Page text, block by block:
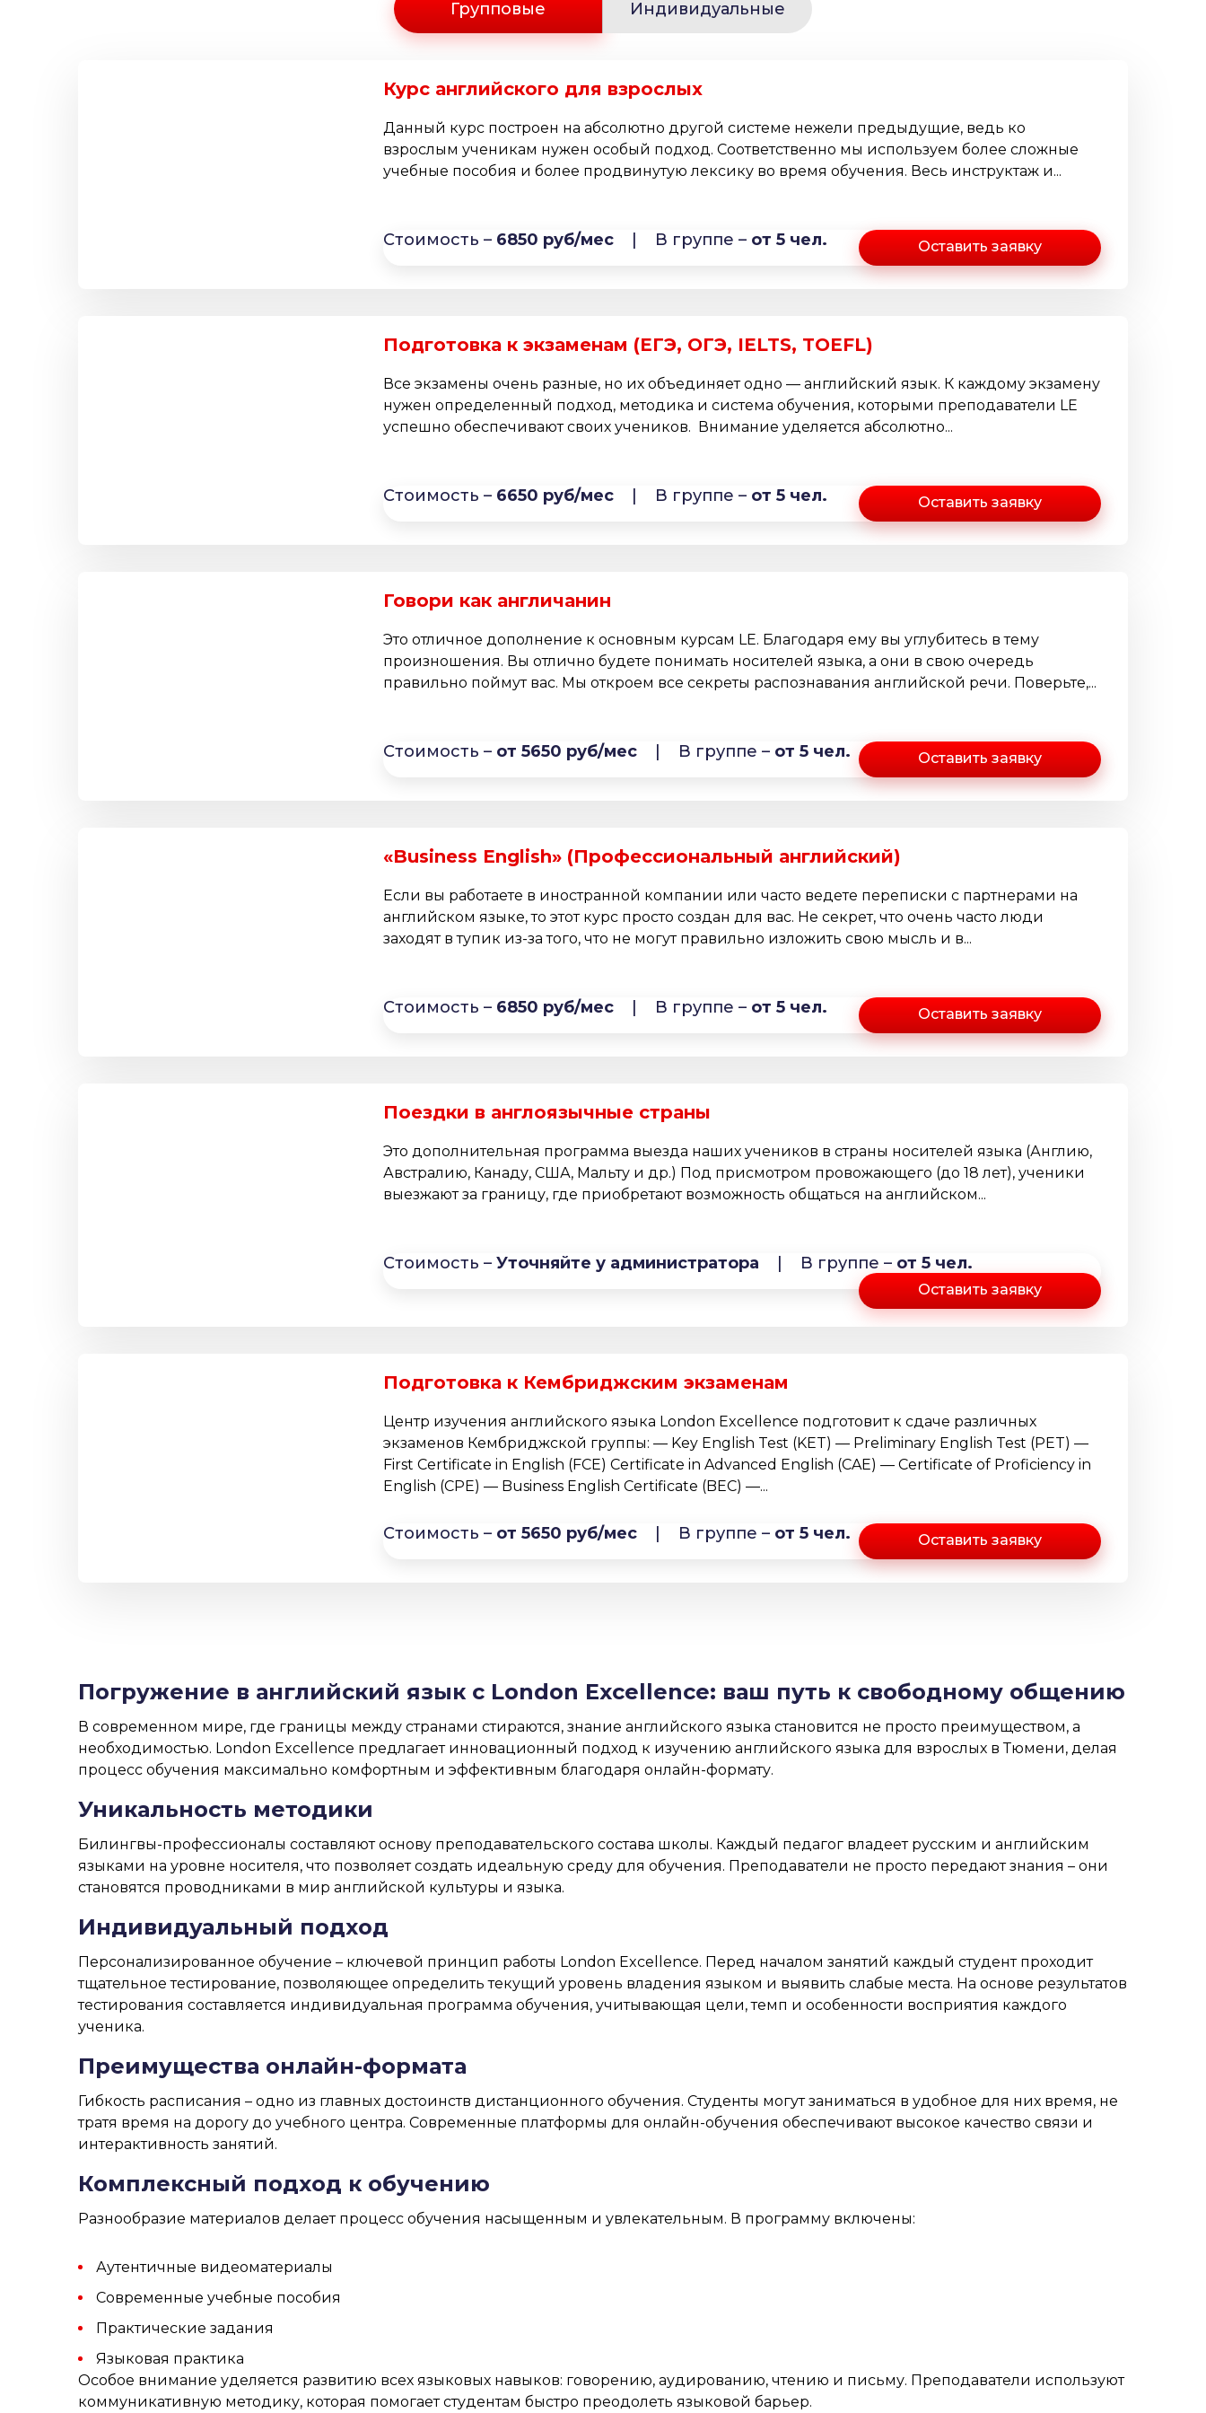
Групповые Индивидуальные
Курс английского для взрослых
Данный курс построен на абсолютно другой системе нежели предыдущие, ведь ко
взрослым ученикам нужен особый подход. Соответственно мы используем более сложные
учебные пособия и более продвинутую лексику во время обучения. Весь инструктаж и...
Стоимость – 6850 руб/мес В группе – от 5 чел. Оставить заявку
Подготовка к экзаменам (ЕГЭ, ОГЭ, IELTS, TOEFL)
Все экзамены очень разные, но их объединяет одно — английский язык. К каждому экзамену
нужен определенный подход, методика и система обучения, которыми преподаватели LE
успешно обеспечивают своих учеников. Внимание уделяется абсолютно...
Стоимость – 6650 руб/мес В группе – от 5 чел. Оставить заявку
Говори как англичанин
Это отличное дополнение к основным курсам LE. Благодаря ему вы углубитесь в тему
произношения. Вы отлично будете понимать носителей языка, а они в свою очередь
правильно поймут вас. Мы откроем все секреты распознавания английской речи. Поверьте,...
Стоимость – от 5650 руб/мес В группе – от 5 чел. Оставить заявку
«Business English» (Профессиональный английский)
Если вы работаете в иностранной компании или часто ведете переписки с партнерами на
английском языке, то этот курс просто создан для вас. Не секрет, что очень часто люди
заходят в тупик из-за того, что не могут правильно изложить свою мысль и в...
Стоимость – 6850 руб/мес В группе – от 5 чел. Оставить заявку
Поездки в англоязычные страны
Это дополнительная программа выезда наших учеников в страны носителей языка (Англию,
Австралию, Канаду, США, Мальту и др.) Под присмотром провожающего (до 18 лет), ученики
выезжают за границу, где приобретают возможность общаться на английском...
Стоимость – Уточняйте у администратора В группе – от 5 чел.
Оставить заявку
Подготовка к Кембриджским экзаменам
Центр изучения английского языка London Excellence подготовит к сдаче различных
экзаменов Кембриджской группы: — Key English Test (KET) — Preliminary English Test (PET) —
First Certificate in English (FCE) Certificate in Advanced English (CAE) — Certificate of Proficiency in
English (CPE) — Business English Certificate (BEC) —...
Стоимость – от 5650 руб/мес В группе – от 5 чел. Оставить заявку
Погружение в английский язык с London Excellence: ваш путь к свободному общению
В современном мире, где границы между странами стираются, знание английского языка становится не просто преимуществом, а
необходимостью. London Excellence предлагает инновационный подход к изучению английского языка для взрослых в Тюмени, делая
процесс обучения максимально комфортным и эффективным благодаря онлайн-формату.
Уникальность методики
Билингвы-профессионалы составляют основу преподавательского состава школы. Каждый педагог владеет русским и английским
языками на уровне носителя, что позволяет создать идеальную среду для обучения. Преподаватели не просто передают знания – они
становятся проводниками в мир английской культуры и языка.
Индивидуальный подход
Персонализированное обучение – ключевой принцип работы London Excellence. Перед началом занятий каждый студент проходит
тщательное тестирование, позволяющее определить текущий уровень владения языком и выявить слабые места. На основе результатов
тестирования составляется индивидуальная программа обучения, учитывающая цели, темп и особенности восприятия каждого
ученика.
Преимущества онлайн-формата
Гибкость расписания – одно из главных достоинств дистанционного обучения. Студенты могут заниматься в удобное для них время, не
тратя время на дорогу до учебного центра. Современные платформы для онлайн-обучения обеспечивают высокое качество связи и
интерактивность занятий.
Комплексный подход к обучению
Разнообразие материалов делает процесс обучения насыщенным и увлекательным. В программу включены:
Аутентичные видеоматериалы
Современные учебные пособия
Практические задания
Языковая практика
Особое внимание уделяется развитию всех языковых навыков: говорению, аудированию, чтению и письму. Преподаватели используют
коммуникативную методику, которая помогает студентам быстро преодолеть языковой барьер.